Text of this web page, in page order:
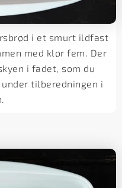
i et smurt ildfast
med klør fem. Der
i fadet, som du
tilberedningen i